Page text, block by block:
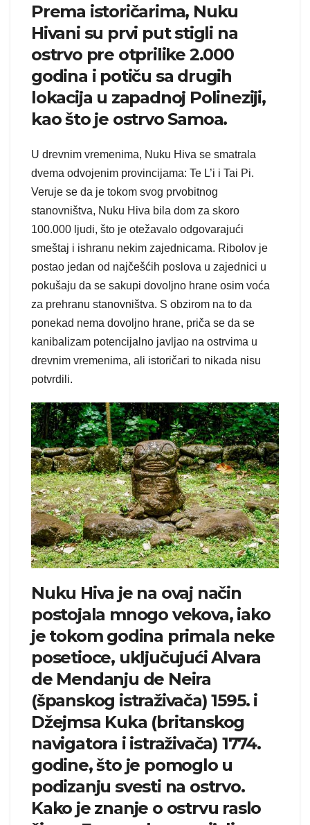
Prema istoričarima, Nuku
Hivani su prvi put stigli na
ostrvo pre otprilike 2.000
godina i potiču sa drugih
lokacija u zapadnoj Polineziji,
kao što je ostrvo Samoa.
U drevnim vremenima, Nuku Hiva se smatrala
dvema odvojenim provincijama: Te L’i i Tai Pi.
Veruje se da je tokom svog prvobitnog
stanovništva, Nuku Hiva bila dom za skoro
100.000 ljudi, što je otežavalo odgovarajući
smeštaj i ishranu nekim zajednicama. Ribolov je
postao jedan od najčešćih poslova u zajednici u
pokušaju da se sakupi dovoljno hrane osim voća
za prehranu stanovništva. S obzirom na to da
ponekad nema dovoljno hrane, priča se da se
kanibalizam potencijalno javljao na ostrvima u
drevnim vremenima, ali istoričari to nikada nisu
potvrdili.
Nuku Hiva je na ovaj način
postojala mnogo vekova, iako
je tokom godina primala neke
posetioce, uključujući Alvara
de Mendanju de Neira
(španskog istraživača) 1595. i
Džejmsa Kuka (britanskog
navigatora i istraživača) 1774.
godine, što je pomoglo u
podizanju svesti na ostrvo.
Kako je znanje o ostrvu raslo